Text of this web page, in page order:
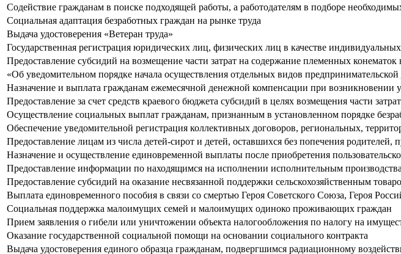
Содействие гражданам в поиске подходящей работы, а работодателям в подборе
Социальная адаптация безработных граждан на рынке труда
Выдача удостоверения «Ветеран труда»
Государственная регистрация юридических лиц, физических лиц в качестве
Предоставление субсидий на возмещение части затрат на содержание племенных конематок
«Об уведомительном порядке начала осуществления отдельных видов предпринимательской
Назначение и выплата гражданам ежемесячной денежной компенсации при возникновении
Предоставление за счет средств краевого бюджета субсидий в целях возмещения части
Осуществление социальных выплат гражданам, признанным в установленном порядке
Обеспечение уведомительной регистрация коллективных договоров, региональных,
Предоставление лицам из числа детей-сирот и детей, оставшихся без попечения родителей,
Назначение и осуществление единовременной выплаты после приобретения
Предоставление информации по находящимся на исполнении исполнительным
Предоставление субсидий на оказание несвязанной поддержки сельскохозяйственным
Выплата единовременного пособия в связи со смертью Героя Советского Союза, Героя
Социальная поддержка малоимущих семей и малоимущих одиноко проживающих граждан
Прием заявления о гибели или уничтожении объекта налогообложения по налогу на
Оказание государственной социальной помощи на основании социального контракта
Выдача удостоверения единого образца гражданам, подвергшимся радиационному